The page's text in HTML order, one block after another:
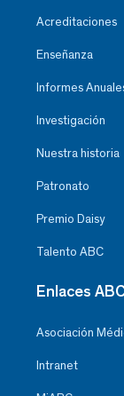
Acreditaciones
Enseñanza
Informes
Investigación
Nuestra historia
Patronato
Premio Daisy
Talento ABC
Enlaces
Asociación
Intranet